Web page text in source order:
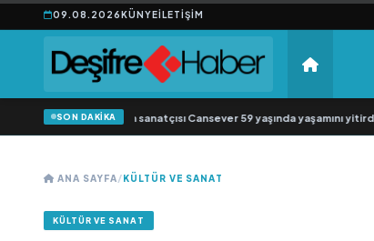
09.08.2026KÜNYEİLETIŞIM
SON DAKİKA
müziğin sevilen sanatçısı Cansever 59 yaşında yaşamını yitirdi•
ANA SAYFA/KÜLTÜR VE SANAT
KÜLTÜR VE SANAT